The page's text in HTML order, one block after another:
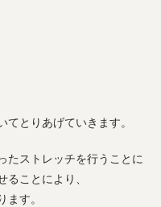
とりあげていきます。
たストレッチを行うことに
ることにより、
す。